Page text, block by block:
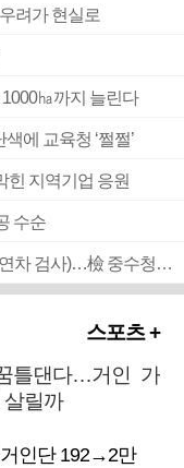
려가 현실로
㏊까지 늘린다
에 교육청 ‘쩔쩔’
지역기업 응원
수순
■ 검사 신분 버리고 직급하향(10년 이하 저연차 검사)…檢 중수청행 기피
스포츠 +
틀댄다…거인 가
살릴까
인단 192→2만